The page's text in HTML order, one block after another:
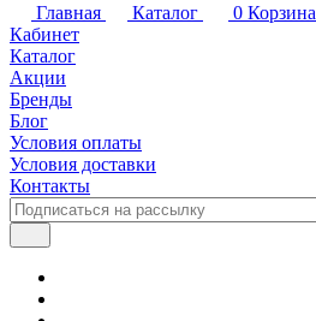
Главная
Каталог 0 Корзина
Кабинет
Каталог
Акции
Бренды
Блог
Условия оплаты
Условия доставки
Контакты